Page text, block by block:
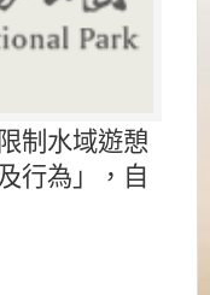
制水域遊憩
行為」，自